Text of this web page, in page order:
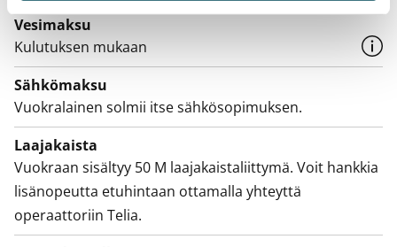
Vesimaksu
Kulutuksen mukaan
Sähkömaksu
Vuokralainen solmii itse sähkösopimuksen.
Laajakaista
Vuokraan sisältyy 50 M laajakaistaliittymä. Voit hankkia
lisänopeutta etuhintaan ottamalla yhteyttä
operaattoriin Telia.